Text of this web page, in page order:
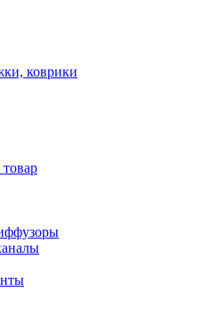
коврики